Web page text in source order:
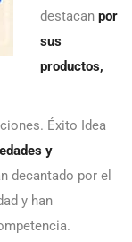
destacan por
sus
productos,
Éxito Idea
y
decantado por el
y han